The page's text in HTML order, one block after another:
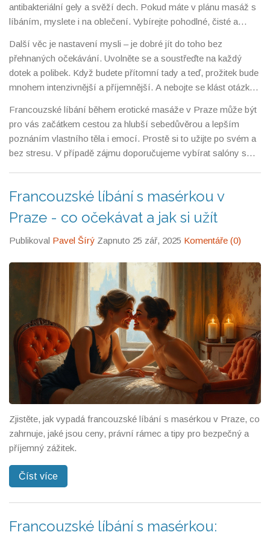
antibakteriální gely a svěží dech. Pokud máte v plánu masáž s
líbáním, myslete i na oblečení. Vybírejte pohodlné, čisté a
průběh masáže.
Další věc je nastavení mysli – je dobré jít do toho bez
přehnaných očekávání. Uvolněte se a soustřeďte na každý
dotek a polibek. Když budete přítomní tady a teď, prožitek bude
mnohem intenzivnější a příjemnější. A nebojte se klást otázky.
vás napadne.
Francouzské líbání během erotické masáže v Praze může být
pro vás začátkem cestou za hlubší sebedůvěrou a lepším
poznáním vlastního těla i emocí. Prostě si to užijte po svém a
bez stresu. V případě zájmu doporučujeme vybírat salóny s
potěšení.
Francouzské líbání s masérkou v
Praze - co očekávat a jak si užít
Publikoval Pavel Šírý Zapnuto 25 zář, 2025 Komentáře (0)
Zjistěte, jak vypadá francouzské líbání s masérkou v Praze, co
zahrnuje, jaké jsou ceny, právní rámec a tipy pro bezpečný a
příjemný zážitek.
Číst více
Francouzské líbání s masérkou: